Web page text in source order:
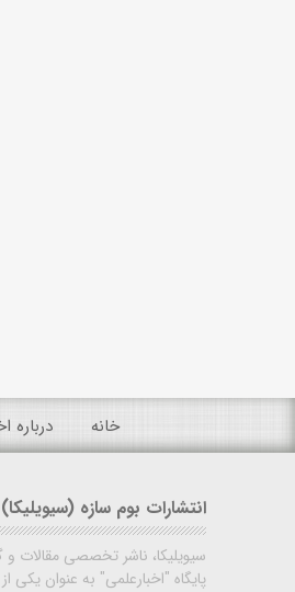
خانه درباره
انتشارات بوم سازه (سیویلیکا)
سیویلیکا، ناشر تخصصی مقالات
پایگاه "اخبارعلمی" به عنوان یکی